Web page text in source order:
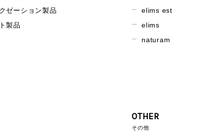
ゼーション製品
製品
elims est
elims
naturam
OTHER
その他